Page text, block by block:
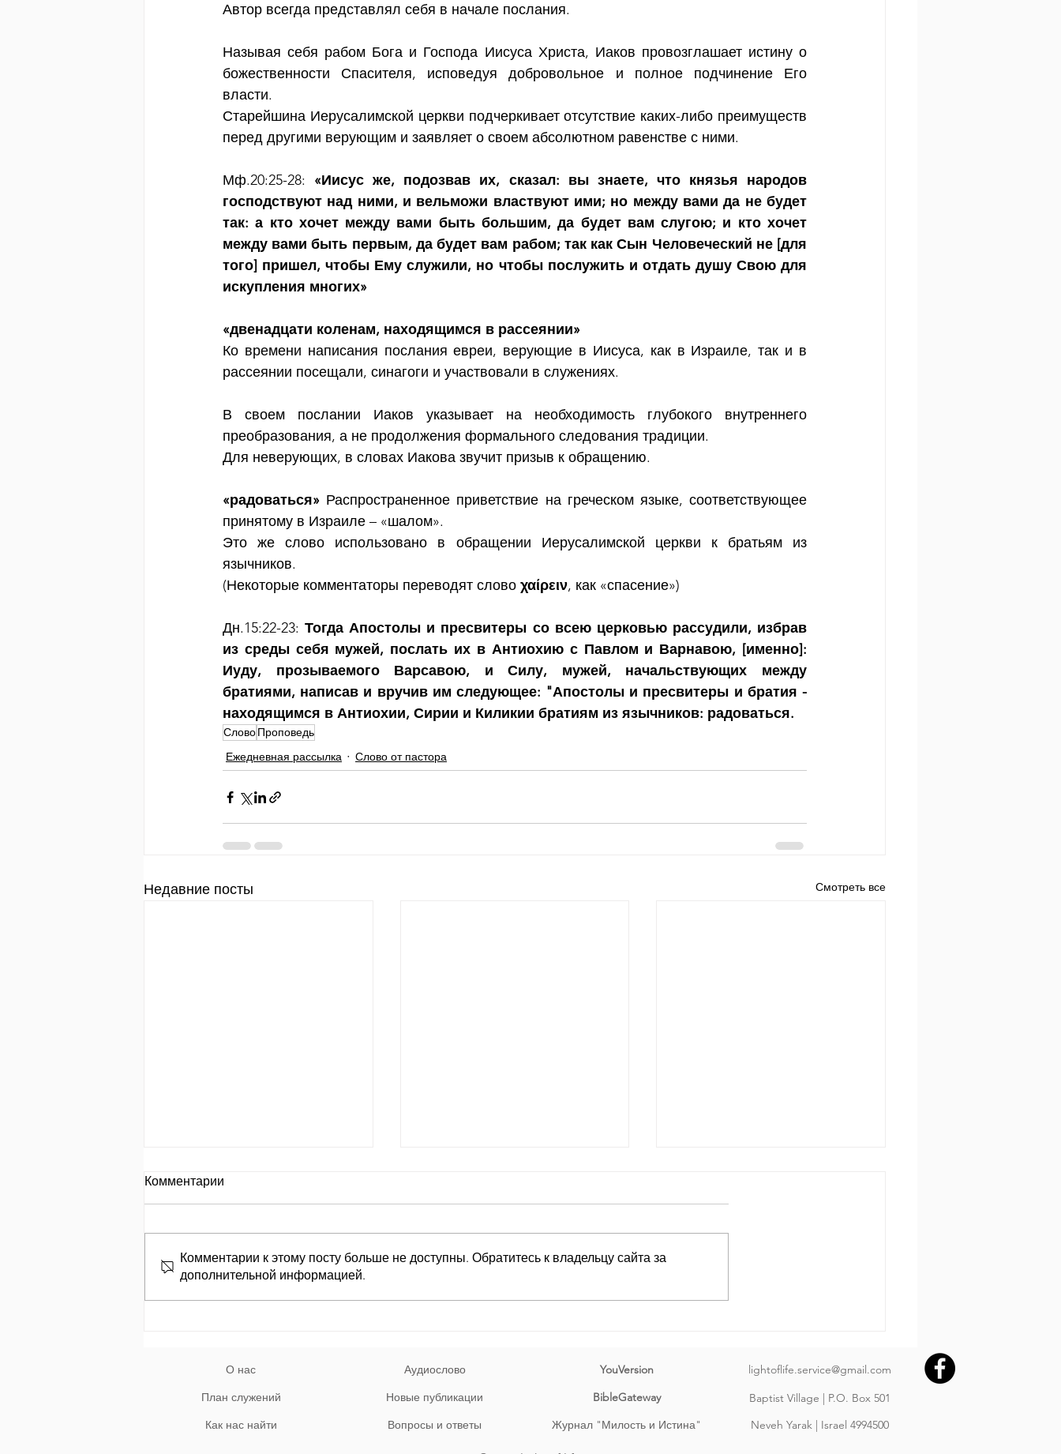
Автор всегда представлял себя в начале послания.
Называя себя рабом Бога и Господа Иисуса Христа, Иаков провозглашает истину о
божественности Спасителя, исповедуя добровольное и полное подчинение Его
власти.
Старейшина Иерусалимской церкви подчеркивает отсутствие каких-либо преимуществ
перед другими верующим и заявляет о своем абсолютном равенстве с ними.
Мф.20:25-28: «Иисус же, подозвав их, сказал: вы знаете, что князья народов
господствуют над ними, и вельможи властвуют ими; но между вами да не будет
так: а кто хочет между вами быть большим, да будет вам слугою; и кто хочет
между вами быть первым, да будет вам рабом; так как Сын Человеческий не [для
того] пришел, чтобы Ему служили, но чтобы послужить и отдать душу Свою для
искупления многих»
«двенадцати коленам, находящимся в рассеянии»
Ко времени написания послания евреи, верующие в Иисуса, как в Израиле, так и в
рассеянии посещали, синагоги и участвовали в служениях.
В своем послании Иаков указывает на необходимость глубокого внутреннего
преобразования, а не продолжения формального следования традиции.
Для неверующих, в словах Иакова звучит призыв к обращению.
«радоваться» Распространенное приветствие на греческом языке, соответствующее
принятому в Израиле – «шалом».
Это же слово использовано в обращении Иерусалимской церкви к братьям из
язычников.
(Некоторые комментаторы переводят слово χαίρειν, как «спасение»)
Дн.15:22-23: Тогда Апостолы и пресвитеры со всею церковью рассудили, избрав
из среды себя мужей, послать их в Антиохию с Павлом и Варнавою, [именно]:
Иуду, прозываемого Варсавою, и Силу, мужей, начальствующих между
братиями, написав и вручив им следующее: "Апостолы и пресвитеры и братия -
находящимся в Антиохии, Сирии и Киликии братиям из язычников: радоваться.
СловоПроповедь
Ежедневная рассылка
Слово от пастора
Недавние посты Смотреть все
День за днем.
День 653 Пр.24:8: «Кто
מְחַשֵּׁב לְהָרֵעַ; לוֹ, בַּעַל־מְזִמּוֹת יִקְרָאוּ׃
Кто замышляет творить зло,
того называют
День 651 Пр.24:5-6: «Человек
Поэтому с обдуманностью веди
множестве совещаний»
День 650 Пр.24:3-4: «Мудростью
прекрасным имуществом»
Комментарии
Комментарии к этому посту больше не доступны. Обратитесь к владельцу сайта за
дополнительной информацией.
О нас Аудиослово YouVersion
lightoflife.service@gmail.com
План служений
Как нас найти
Новые публикации
Вопросы и ответы
BibleGateway
Журнал "Милость и Истина"
Baptist Village | P.O. Box 501
Neveh Yarak | Israel 4994500